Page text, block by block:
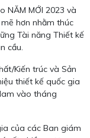
NĂM MỚI 2023 và
hơn nhằm thúc
Tài năng Thiết kế
cầu.
Kiến trúc và Sản
thiết kế quốc gia
vào tháng
của các Ban giám